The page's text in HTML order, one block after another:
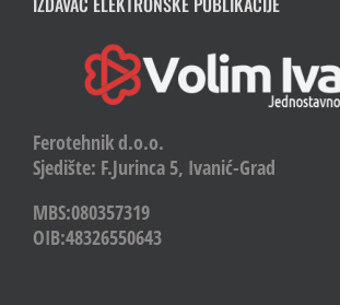
IZDAVAČ ELEKTRONSKE PUBLIKACIJE
Ferotehnik d.o.o.
Sjedište: F.Jurinca 5, Ivanić-Grad
MBS:080357319
OIB:48326550643